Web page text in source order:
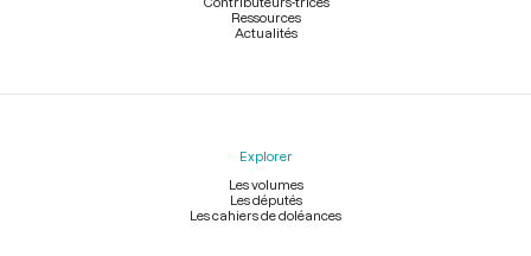
Ressources
Actualités
Explorer
Les volumes
Les députés
Les cahiers de doléances